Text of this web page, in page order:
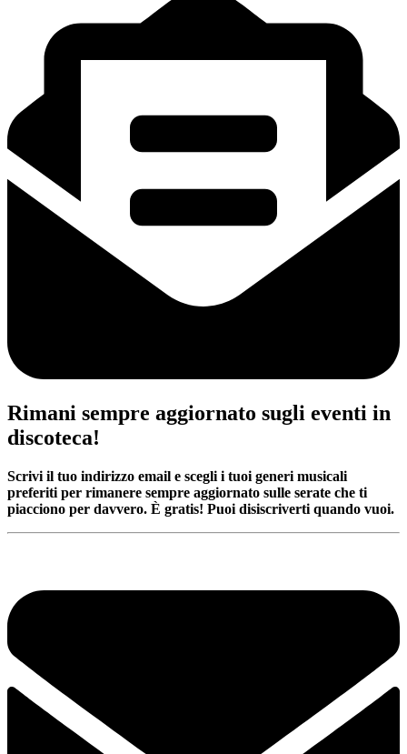
Rimani sempre aggiornato sugli eventi in
discoteca!
Scrivi il tuo indirizzo email e scegli i tuoi generi musicali
preferiti per rimanere sempre aggiornato sulle serate che ti
piacciono per davvero. È gratis! Puoi disiscriverti quando vuoi.